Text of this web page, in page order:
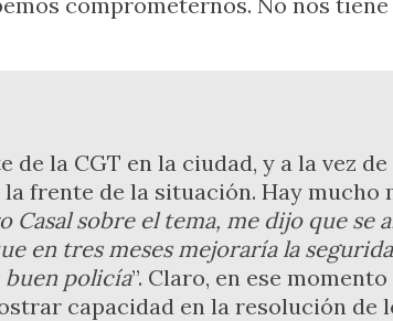
de la CGT en la ciudad, y a la vez
frente de la situación. Hay
sobre el tema, me dijo que se
en tres meses mejoraría la
buen policía”. Claro, en ese
capacidad en la resolución de